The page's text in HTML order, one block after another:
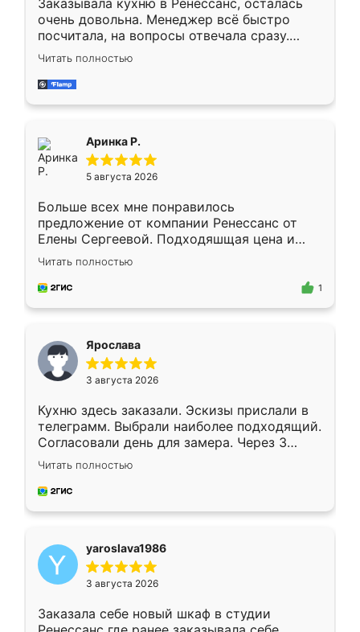
Заказывала кухню в Ренессанс, осталась
очень довольна. Менеджер всё быстро
посчитала, на вопросы отвечала сразу.
Замерщик приехал в субботу, подошёл к
делу со всей ответственностью. Собрали
за день, ребята работали аккуратно, даже
Читать полностью
Аринка Р.
5 августа 2026
Больше всех мне понравилось
предложение от компании Ренессанс от
Елены Сергеевой. Подходяшщая цена и
короткие сроки изготовления. Приехавший
для замера сотрудник Владислав
предложил по моему эскизу самый
Читать полностью
1
Ярослава
3 августа 2026
Кухню здесь заказали. Эскизы прислали в
телеграмм. Выбрали наиболее подходящий.
Согласовали день для замера. Через 3
недели кухня была уже готова. Остались
довольны работой. Спасибо Ренессанс
мебель за качественную работу!
Читать полностью
yaroslava1986
3 августа 2026
Заказала себе новый шкаф в студии